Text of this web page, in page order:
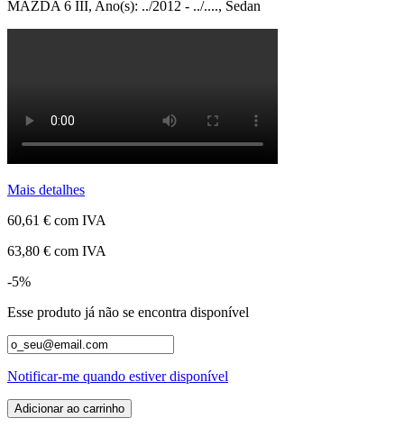
MAZDA 6 III, Ano(s): ../2012 - ../...., Sedan
Mais detalhes
60,61 € com IVA
63,80 € com IVA
-5%
Esse produto já não se encontra disponível
Notificar-me quando estiver disponível
Adicionar ao carrinho